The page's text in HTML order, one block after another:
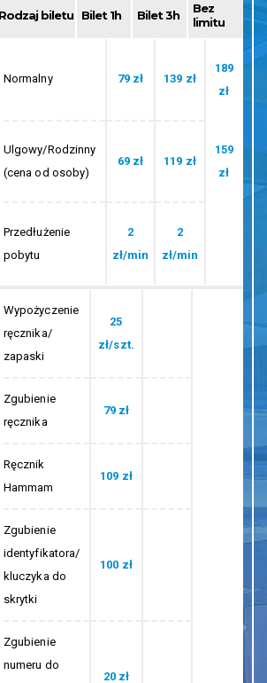
Rodzaj biletu Bilet 1h Bilet 3h
Bez
limitu
Normalny 79 zł 139 zł
189
zł
Ulgowy/Rodzinny
(cena od osoby)
69 zł 119 zł
159
zł
Przedłużenie
pobytu
2
zł/min
2
zł/min
Wypożyczenie
ręcznika/
zapaski
25
zł/szt.
Zgubienie
ręcznika
79 zł
Ręcznik
Hammam
109 zł
Zgubienie
identyfikatora/
kluczyka do
skrytki
100 zł
Zgubienie
numeru do
20 zł